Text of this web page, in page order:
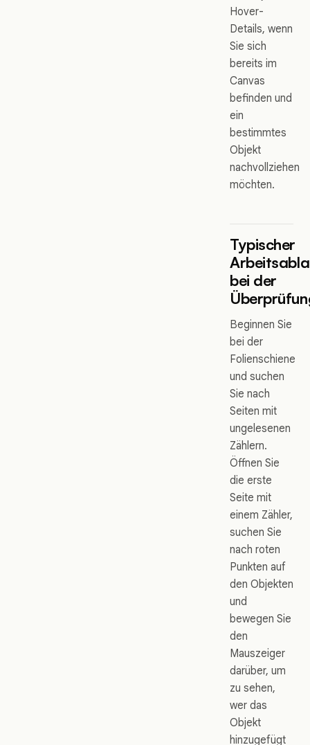
Hover-
Details, wenn
Sie sich
bereits im
Canvas
befinden und
ein
bestimmtes
Objekt
nachvollziehen
möchten.
Typischer
bei der
Beginnen Sie
bei der
Folienschiene
und suchen
Sie nach
Seiten mit
ungelesenen
Zählern.
Öffnen Sie
die erste
Seite mit
einem Zähler,
suchen Sie
nach roten
Punkten auf
den Objekten
und
bewegen Sie
den
Mauszeiger
darüber, um
zu sehen,
wer das
Objekt
hinzugefügt